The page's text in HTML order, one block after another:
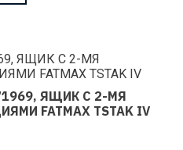
71969, ЯЩИК С 2-МЯ
FATMAX TSTAK IV